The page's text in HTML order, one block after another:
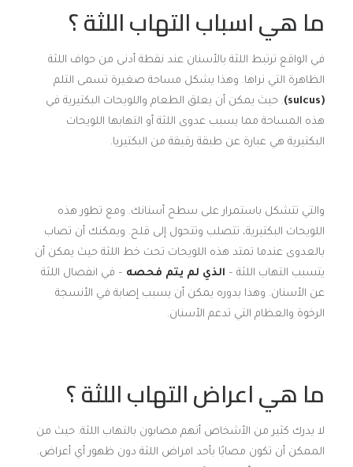
ما هي اسباب التهاب اللثة ؟
في الواقع ترتبط اللثة بالأسنان عند نقطة أدنى من حواف اللثة
الظاهرة التي نراها. وهذا يشكل مساحة صغيرة تسمى التلم
(sulcus)
. حيث يمكن أن يعلق الطعام واللويحات البكتيرية في
هذه المساحة مما يسبب عدوى اللثة أو التهابها اللويحات
البكتيرية هي عبارة عن طبقة رقيقة من البكتيريا.
والتي تتشكل باستمرار على سطح أسنانك. ومع تطور هذه
اللويحات البكتيرية، تتصلب وتتحول إلى قلح. ويمكنك أن تصاب
بالعدوى عندما تمتد هذه اللويحات تحت خط اللثة حيث يمكن أن
يتسبب التهاب اللثة – الذي لم يتم فحصه – في انفصال اللثة
عن الأسنان. وهذا بدوره يمكن أن يسبب إصابة في الأنسجة
الرخوة والعظام التي تدعم الأسنان.
ما هي اعراض التهاب اللثة ؟
لا يدرك كثير من الأشخاص أنهم مصابون بالتهاب اللثة. حيث من
الممكن أن تكون مصابًا بأحد امراض اللثة دون ظهور أي أعراض.